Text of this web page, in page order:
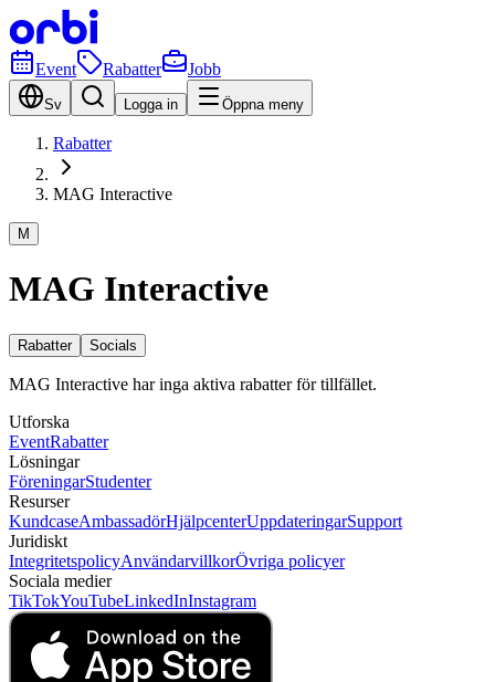
Event Rabatter Jobb
Sv Logga in Öppna meny
Rabatter
MAG Interactive
M
MAG Interactive
Rabatter Socials
MAG Interactive har inga aktiva rabatter för tillfället.
Utforska
EventRabatter
Lösningar
FöreningarStudenter
Resurser
KundcaseAmbassadörHjälpcenterUppdateringarSupport
Juridiskt
IntegritetspolicyAnvändarvillkorÖvriga policyer
Sociala medier
TikTokYouTubeLinkedInInstagram